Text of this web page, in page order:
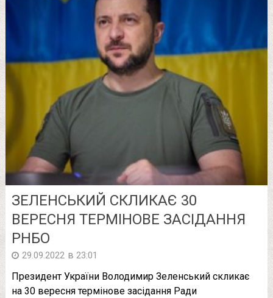
ЗЕЛЕНСЬКИЙ СКЛИКАЄ 30
ВЕРЕСНЯ ТЕРМІНОВЕ ЗАСІДАННЯ
РНБО
29.09.2022 в 23:01
Президент України Володимир Зеленський скликає
на 30 вересня термінове засідання Ради